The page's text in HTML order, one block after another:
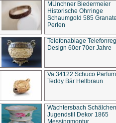
MÜnchner Biedermeier
Historische Ohrringe
Schaumgold 585
Perlen
Telefonablage
Design 60er 70er Jahre
Va 34122 Schuco
Teddy Bär Hellbraun
Wächtersbach Schälchen
Jugendstil Dekor 1865
Messingmontur